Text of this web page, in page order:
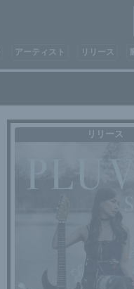
アーティスト リリース
リリース